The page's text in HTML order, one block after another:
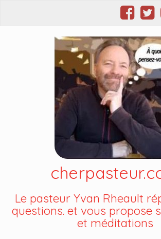
Le pasteur Yvan Rheault
questions. et vous propose
et méditations